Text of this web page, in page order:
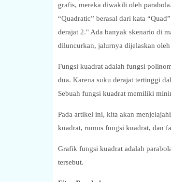
grafis, mereka diwakili oleh
“Quadratic” berasal dari kata
derajat 2." Ada banyak skenario di
diluncurkan, jalurnya dijelaskan
Fungsi kuadrat adalah fungsi
dua. Karena suku derajat tertinggi
Sebuah fungsi kuadrat memiliki
Pada artikel ini, kita akan
kuadrat, rumus fungsi kuadrat, dan
Grafik fungsi kuadrat adalah
tersebut.